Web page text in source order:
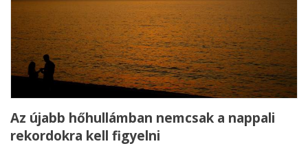
Az újabb hőhullámban nemcsak a nappali
rekordokra kell figyelni